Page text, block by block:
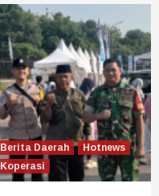
Berita Daerah
Hotnews
Koperasi